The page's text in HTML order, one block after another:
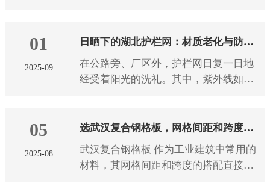
从来都不只是为了美观，不同
01
2025-09
日晒下的湖北护栏网：材质老化与防护
之道
在公路旁、厂区外，护栏网日复一日地
经受着阳光的洗礼。其中，紫外线如同
材质会发生一系列变化，
05
2025-08
选武汉复合钢格板，网格间距和跨度怎
么搭配？
武汉复合钢格板 作为工业建筑中常用的
材料，其网格间距和跨度的搭配直接影